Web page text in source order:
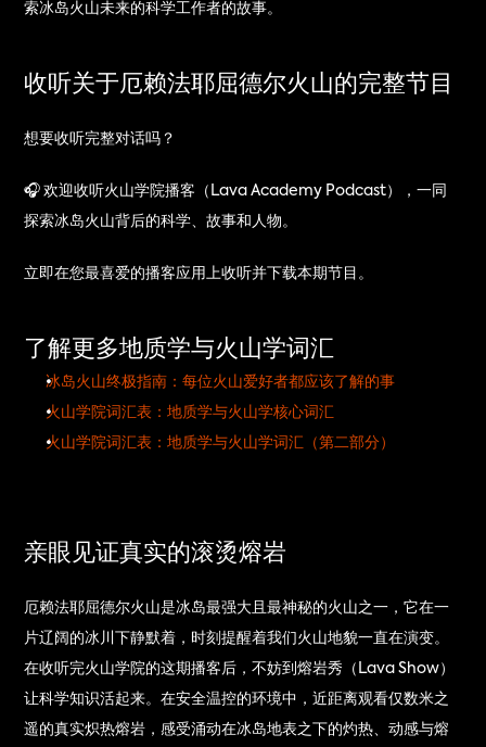
索冰岛火山未来的科学工作者的故事。
收听关于厄赖法耶屈德尔火山的完整节目
想要收听完整对话吗？
🎧 欢迎收听火山学院播客（Lava Academy Podcast），一同
探索冰岛火山背后的科学、故事和人物。
立即在您最喜爱的播客应用上收听并下载本期节目。
了解更多地质学与火山学词汇
冰岛火山终极指南：每位火山爱好者都应该了解的事
火山学院词汇表：地质学与火山学核心词汇
火山学院词汇表：地质学与火山学词汇（第二部分）
亲眼见证真实的滚烫熔岩
厄赖法耶屈德尔火山是冰岛最强大且最神秘的火山之一，它在一
片辽阔的冰川下静默着，时刻提醒着我们火山地貌一直在演变。
在收听完火山学院的这期播客后，不妨到熔岩秀（Lava Show）
让科学知识活起来。在安全温控的环境中，近距离观看仅数米之
遥的真实炽热熔岩，感受涌动在冰岛地表之下的灼热、动感与熔